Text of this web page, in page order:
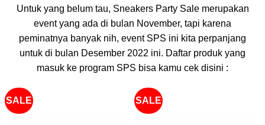
Untuk yang belum tau, Sneakers Party Sale merupakan
event yang ada di bulan November, tapi karena
peminatnya banyak nih, event SPS ini kita perpanjang
untuk di bulan Desember 2022 ini. Daftar produk yang
masuk ke program SPS bisa kamu cek disini :
SALE SALE